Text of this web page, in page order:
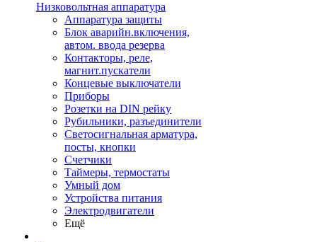
Низковольтная аппаратура
Аппаратура защиты
Блок аварийн.включения,
автом. ввода резерва
Контакторы, реле,
магнит.пускатели
Концевые выключатели
Приборы
Розетки на DIN рейку
Рубильники, разъединители
Светосигнальная арматура,
посты, кнопки
Счетчики
Таймеры, термостаты
Умный дом
Устройства питания
Электродвигатели
Ещё